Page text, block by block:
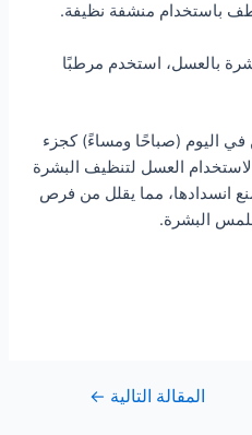
باستخدام منشفة نظيفة.
بالعسل، استخدم مرطبًا
في اليوم (صباحًا ومساءً) كجزء
لاستخدام العسل لتنظيف البشرة
انسدادها، مما يقلل من فرص
البشرة.
المقالة التالية ←